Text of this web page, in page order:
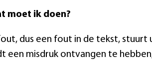
moet ik doen?
dus een fout in de tekst, stuurt
een misdruk ontvangen te